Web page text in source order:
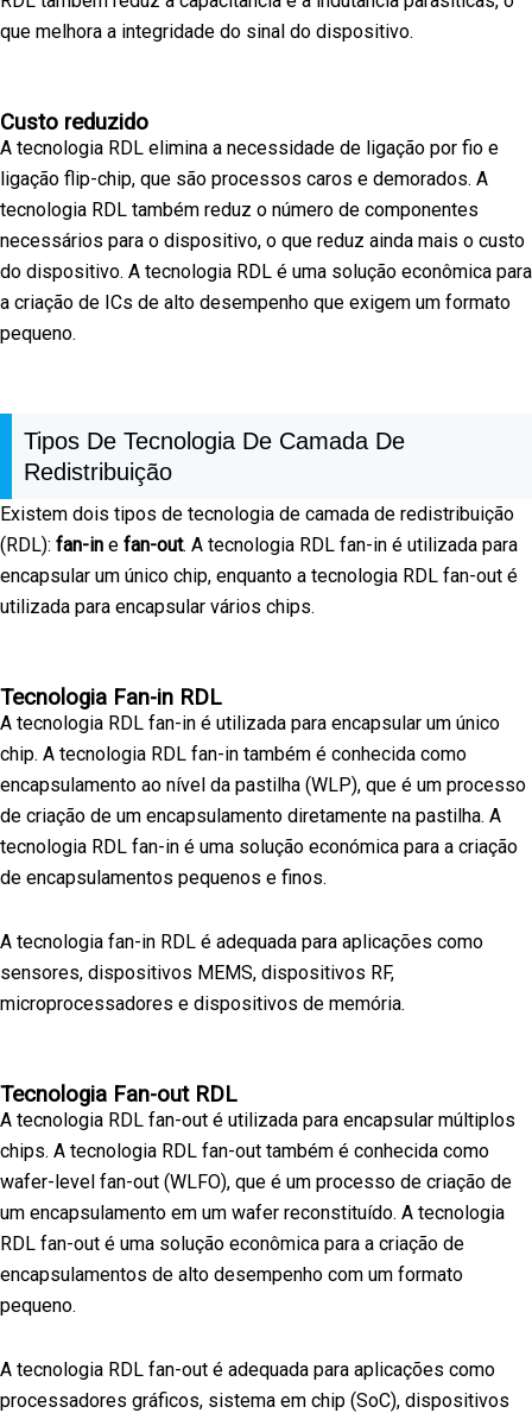
que melhora a integridade do sinal do dispositivo.
Custo reduzido
A tecnologia RDL elimina a necessidade de ligação por fio e
ligação flip-chip, que são processos caros e demorados. A
tecnologia RDL também reduz o número de componentes
necessários para o dispositivo, o que reduz ainda mais o custo
do dispositivo. A tecnologia RDL é uma solução econômica para
a criação de ICs de alto desempenho que exigem um formato
pequeno.
Tipos De Tecnologia De Camada De
Redistribuição
Existem dois tipos de tecnologia de camada de redistribuição
(RDL): fan-in e fan-out. A tecnologia RDL fan-in é utilizada para
encapsular um único chip, enquanto a tecnologia RDL fan-out é
utilizada para encapsular vários chips.
Tecnologia Fan-in RDL
A tecnologia RDL fan-in é utilizada para encapsular um único
chip. A tecnologia RDL fan-in também é conhecida como
encapsulamento ao nível da pastilha (WLP), que é um processo
de criação de um encapsulamento diretamente na pastilha. A
tecnologia RDL fan-in é uma solução económica para a criação
de encapsulamentos pequenos e finos.
A tecnologia fan-in RDL é adequada para aplicações como
sensores, dispositivos MEMS, dispositivos RF,
microprocessadores e dispositivos de memória.
Tecnologia Fan-out RDL
A tecnologia RDL fan-out é utilizada para encapsular múltiplos
chips. A tecnologia RDL fan-out também é conhecida como
wafer-level fan-out (WLFO), que é um processo de criação de
um encapsulamento em um wafer reconstituído. A tecnologia
RDL fan-out é uma solução econômica para a criação de
encapsulamentos de alto desempenho com um formato
pequeno.
A tecnologia RDL fan-out é adequada para aplicações como
processadores gráficos, sistema em chip (SoC), dispositivos